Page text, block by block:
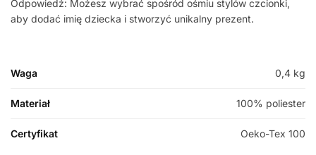
Odpowiedź: Możesz wybrać spośród ośmiu stylów czcionki,
aby dodać imię dziecka i stworzyć unikalny prezent.
Waga 0,4 kg
Materiał 100% poliester
Certyfikat Oeko-Tex 100